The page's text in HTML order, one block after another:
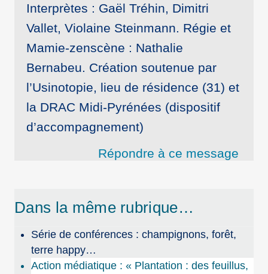
Interprètes : Gaël Tréhin, Dimitri
Vallet, Violaine Steinmann. Régie et
Mamie-zenscène : Nathalie
Bernabeu. Création soutenue par
l’Usinotopie, lieu de résidence (31) et
la DRAC Midi-Pyrénées (dispositif
d’accompagnement)
Répondre à ce message
Dans la même rubrique…
Série de conférences : champignons, forêt,
terre happy…
Action médiatique : « Plantation : des feuillus,